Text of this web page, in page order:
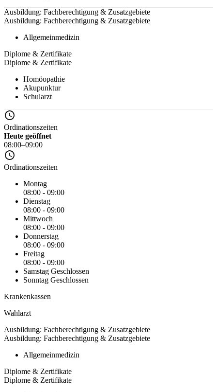
Ausbildung: Fachberechtigung & Zusatzgebiete
Ausbildung: Fachberechtigung & Zusatzgebiete
Allgemeinmedizin
Diplome & Zertifikate
Diplome & Zertifikate
Homöopathie
Akupunktur
Schularzt
Ordinationszeiten
Heute geöffnet
08:00–09:00
Ordinationszeiten
Montag
08:00 - 09:00
Dienstag
08:00 - 09:00
Mittwoch
08:00 - 09:00
Donnerstag
08:00 - 09:00
Freitag
08:00 - 09:00
Samstag Geschlossen
Sonntag Geschlossen
Krankenkassen
Wahlarzt
Ausbildung: Fachberechtigung & Zusatzgebiete
Ausbildung: Fachberechtigung & Zusatzgebiete
Allgemeinmedizin
Diplome & Zertifikate
Diplome & Zertifikate